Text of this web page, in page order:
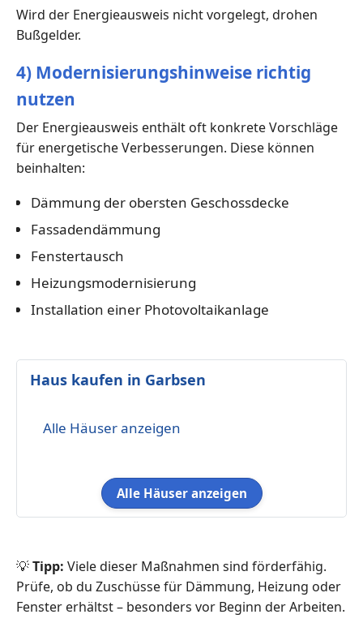
Wird der Energieausweis nicht vorgelegt, drohen
Bußgelder.
4) Modernisierungshinweise richtig
nutzen
Der Energieausweis enthält oft konkrete Vorschläge
für energetische Verbesserungen. Diese können
beinhalten:
Dämmung der obersten Geschossdecke
Fassadendämmung
Fenstertausch
Heizungsmodernisierung
Installation einer Photovoltaikanlage
Haus kaufen in Garbsen
Alle Häuser anzeigen
Alle Häuser anzeigen
💡Tipp: Viele dieser Maßnahmen sind förderfähig.
Prüfe, ob du Zuschüsse für Dämmung, Heizung oder
Fenster erhältst – besonders vor Beginn der Arbeiten.